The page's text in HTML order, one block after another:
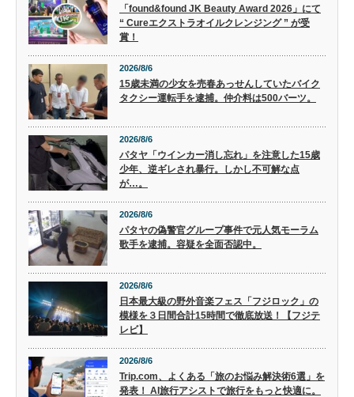
「found&found JK Beauty Award 2026」にて
“ Cureエクストラオイルクレンジング ” が受
賞！
2026/8/6
15歳未満の少女を売春あっせんしていたバイク
タクシー運転手を逮捕。仲介料は500バーツ。
2026/8/6
パタヤ「ウインカー消し忘れ」を注意した15歳
少年、逆ギレされ暴行。しかし不可解な点
が…。
2026/8/6
パタヤの偽警官グループ事件で元人気モーラム
歌手を逮捕。容疑を全面否認中。
2026/8/6
日本最大級の野外音楽フェス「フジロック」の
模様を３日間合計15時間で徹底放送！【フジテ
レビ】
2026/8/6
Trip.com、よくある「旅のお悩み解決術6選」を
発表！ AI旅行アシストで旅行をもっと快適に。